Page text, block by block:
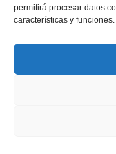
permitirá procesar datos
características y funciones.